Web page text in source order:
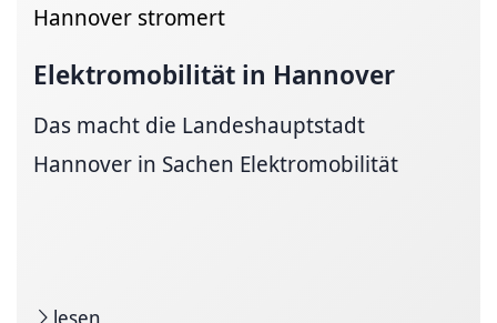
Hannover stromert
Elektromobilität in Hannover
Das macht die Landeshauptstadt
Hannover in Sachen Elektromobilität
lesen